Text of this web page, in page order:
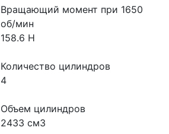
Вращающий момент при 1650
об/мин
158.6 Н
Количество цилиндров
4
Объем цилиндров
2433 см3